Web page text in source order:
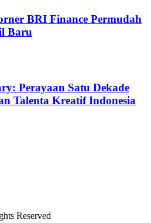
BRI Finance Permudah
Baru
Perayaan Satu Dekade
Talenta Kreatif Indonesia
Reserved